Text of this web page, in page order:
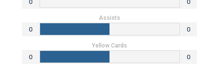
0 0
Assists
0 0
Yellow Cards
0 0